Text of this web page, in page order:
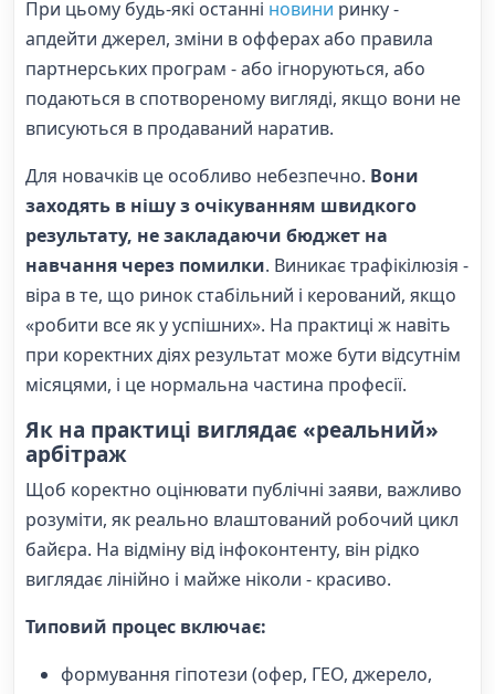
При цьому будь-які останні новини ринку -
апдейти джерел, зміни в офферах або правила
партнерських програм - або ігноруються, або
подаються в спотвореному вигляді, якщо вони не
вписуються в продаваний наратив.
Для новачків це особливо небезпечно. Вони
заходять в нішу з очікуванням швидкого
результату, не закладаючи бюджет на
навчання через помилки. Виникає трафікілюзія -
віра в те, що ринок стабільний і керований, якщо
«робити все як у успішних». На практиці ж навіть
при коректних діях результат може бути відсутнім
місяцями, і це нормальна частина професії.
Як на практиці виглядає «реальний»
арбітраж
Щоб коректно оцінювати публічні заяви, важливо
розуміти, як реально влаштований робочий цикл
байєра. На відміну від інфоконтенту, він рідко
виглядає лінійно і майже ніколи - красиво.
Типовий процес включає:
формування гіпотези (офер, ГЕО, джерело,